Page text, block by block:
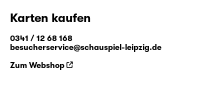
Karten kaufen
0341 / 12 68 168
besucherservice@schauspiel-leipzig.de
Zum Webshop